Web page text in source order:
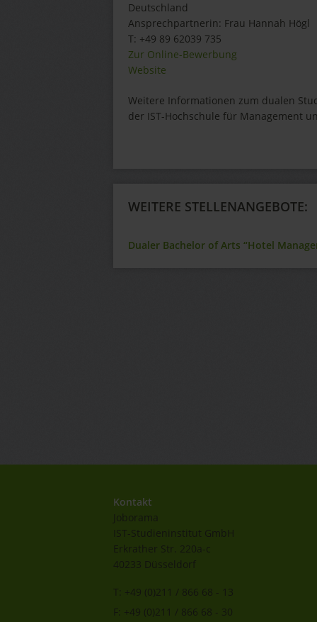
Deutschland
Ansprechpartnerin: Frau Hannah Högl
T: +49 89 62039 735
Zur Online-Bewerbung
Website
Weitere Informationen zum dualen
der IST-Hochschule für Management
WEITERE STELLENANGEBOTE:
Dualer Bachelor of Arts “Hotel
Kontakt
Joborama
IST-Studieninstitut GmbH
Erkrather Str. 220a-c
40233 Düsseldorf
T: +49 (0)211 / 866 68 - 13
F: +49 (0)211 / 866 68 - 30